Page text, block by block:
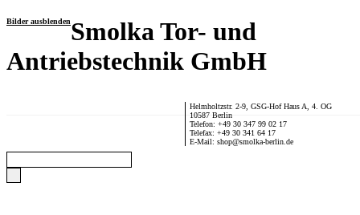
Bilder ausblendenSmolka Tor- und
Antriebstechnik GmbH
Helmholtzstr. 2-9, GSG-Hof Haus A, 4. OG
10587 Berlin
Telefon: +49 30 347 99 02 17
Telefax: +49 30 341 64 17
E-Mail: shop@smolka-berlin.de